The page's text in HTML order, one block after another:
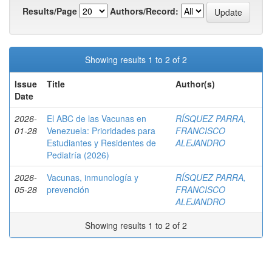
Results/Page
Authors/Record:
Showing results 1 to 2 of 2
Issue
Date
Title Author(s)
2026-
01-28
El ABC de las Vacunas en
Venezuela: Prioridades para
Estudiantes y Residentes de
Pediatría (2026)
RÍSQUEZ PARRA,
FRANCISCO
ALEJANDRO
2026-
05-28
Vacunas, inmunología y
prevención
RÍSQUEZ PARRA,
FRANCISCO
ALEJANDRO
Showing results 1 to 2 of 2